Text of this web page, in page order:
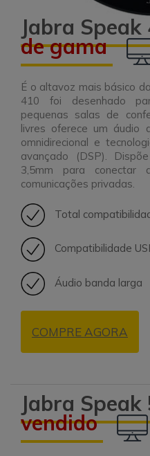
Jabra Speak
de gama
É o altavoz mais básico
410 foi desenhado
pequenas salas de
livres oferece um áudio
omnidirecional e
avançado (DSP).
3,5mm para conectar
comunicações privadas.
Total
Compatibilidade
Áudio banda larga
COMPRE AGORA
Jabra Speak
vendido